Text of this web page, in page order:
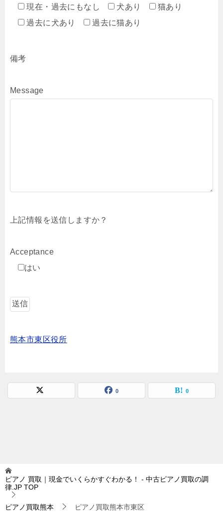
現在・過去にもなし
犬あり
猫あり
過去に犬あり
過去に猫あり
備考
Message
上記情報を送信しますか？
Acceptance
はい
熊本市東区役所
0 0
ピアノ 買取｜現金でいくらかすぐわかる！ - 中古ピアノ買取の調
律.JP TOP
ピアノ買取熊本 ピアノ買取熊本市東区